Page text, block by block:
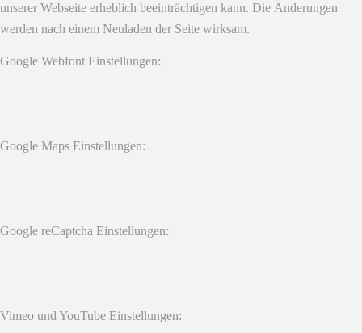
unserer Webseite erheblich beeinträchtigen kann. Die Änderungen
werden nach einem Neuladen der Seite wirksam.
Google Webfont Einstellungen:
Google Maps Einstellungen:
Google reCaptcha Einstellungen:
Vimeo und YouTube Einstellungen: